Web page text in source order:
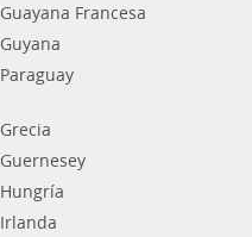
Guayana Francesa
Guyana
Paraguay
Grecia
Guernesey
Hungría
Irlanda